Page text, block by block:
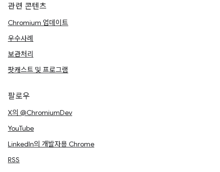
관련 콘텐츠
Chromium 업데이트
우수사례
보관처리
팟캐스트 및 프로그램
팔로우
X의 @ChromiumDev
YouTube
LinkedIn의 개발자용 Chrome
RSS